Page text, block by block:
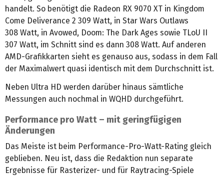
handelt. So benötigt die Radeon RX 9070 XT in Kingdom
Come Deliverance 2 309 Watt, in Star Wars Outlaws
308 Watt, in Avowed, Doom: The Dark Ages sowie TLoU II
307 Watt, im Schnitt sind es dann 308 Watt. Auf anderen
AMD-Grafikkarten sieht es genauso aus, sodass in dem Fall
der Maximalwert quasi identisch mit dem Durchschnitt ist.
Neben Ultra HD werden darüber hinaus sämtliche
Messungen auch nochmal in WQHD durchgeführt.
Performance pro Watt – mit geringfügigen
Änderungen
Das Meiste ist beim Performance-Pro-Watt-Rating gleich
geblieben. Neu ist, dass die Redaktion nun separate
Ergebnisse für Rasterizer- und für Raytracing-Spiele